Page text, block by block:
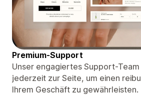
Premium-Support
Unser engagiertes Support-
jederzeit zur Seite, um einen
Ihrem Geschäft zu gewährleisten.